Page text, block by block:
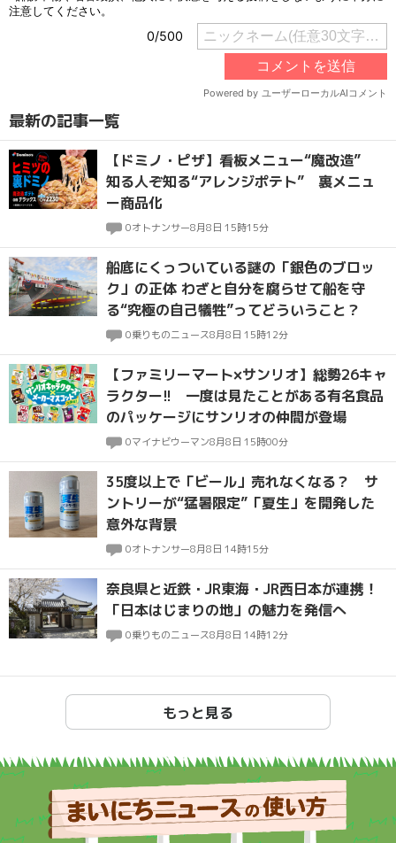
最新の記事一覧
【ドミノ・ピザ】看板メニュー“魔改造”
知る人ぞ知る“アレンジポテト” 裏メニュ
ー商品化
0オトナンサー8月8日 15時15分
船底にくっついている謎の「銀色のブロッ
ク」の正体 わざと自分を腐らせて船を守
る“究極の自己犠牲”ってどういうこと？
0乗りものニュース8月8日 15時12分
【ファミリーマート×サンリオ】総勢26キャ
ラクター!! 一度は見たことがある有名食品
のパッケージにサンリオの仲間が登場
0マイナビウーマン8月8日 15時00分
35度以上で「ビール」売れなくなる？ サ
ントリーが“猛暑限定”「夏生」を開発した
意外な背景
0オトナンサー8月8日 14時15分
奈良県と近鉄・JR東海・JR西日本が連携！
「日本はじまりの地」の魅力を発信へ
0乗りものニュース8月8日 14時12分
もっと見る